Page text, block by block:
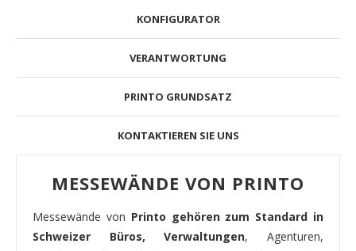
KONFIGURATOR
VERANTWORTUNG
PRINTO GRUNDSATZ
KONTAKTIEREN SIE UNS
MESSEWÄNDE VON PRINTO
Messewände von Printo gehören zum Standard in
Schweizer Büros, Verwaltungen, Agenturen,